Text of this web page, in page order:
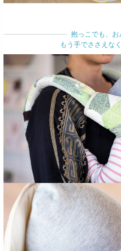
抱っこでも、
もう手でささえな